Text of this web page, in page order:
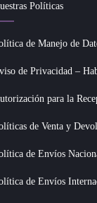
Políticas
de Manejo de
de Privacidad –
para la
de Venta y
de Envíos
de Envíos